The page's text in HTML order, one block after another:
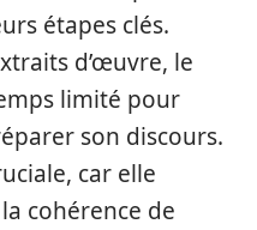
étapes clés.
d’œuvre, le
limité pour
son discours.
car elle
cohérence de